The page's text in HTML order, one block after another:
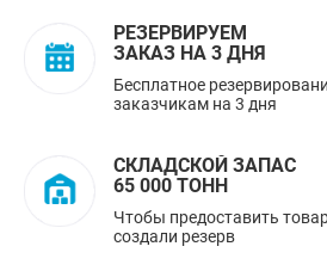
РЕЗЕРВИРУЕМ
ЗАКАЗ НА 3 ДНЯ
Бесплатное
заказчикам на 3 дня
СКЛАДСКОЙ ЗАПАС
65 000 ТОНН
Чтобы предоставить
создали резерв